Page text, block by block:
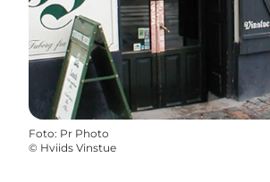
Foto: Pr Photo
© Hviids Vinstue